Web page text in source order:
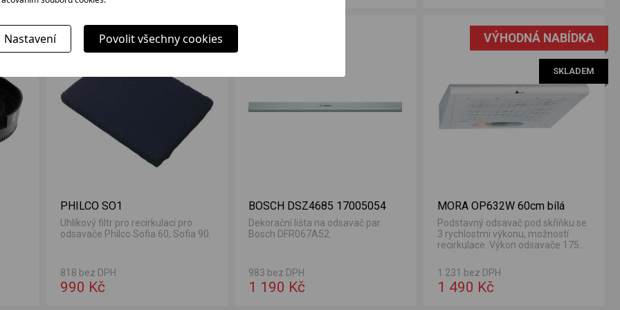
PHILCO SO1
Uhlíkový filtr pro recirkulaci pro
odsavače Philco Sofia 60, Sofia 90.
818 bez DPH
990 Kč
BOSCH DSZ4685 17005054
Dekorační lišta na odsavač par
Bosch DFR067A52.
983 bez DPH
1 190 Kč
VÝHODNÁ NABÍDKA
SKLADEM
MORA OP632W 60cm bílá
Podstavný odsavač pod skříňku se
3 rychlostmi výkonu, možností
recirkulace. Výkon odsavače 175
1 231 bez DPH
1 490 Kč
Nastavení Povolit všechny cookies